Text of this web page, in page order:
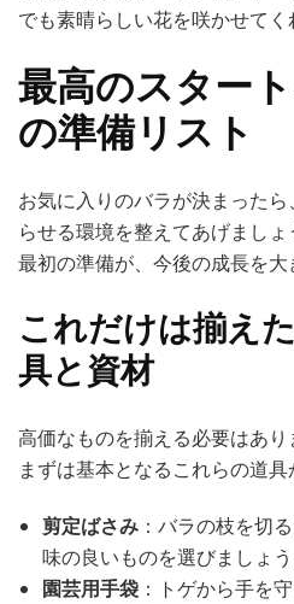
でも素晴らしい花を咲かせてく
最高のスター
の準備リスト
お気に入りのバラが決まった
らせる環境を整えてあげましょ
最初の準備が、今後の成長を大
これだけは揃え
具と資材
高価なものを揃える必要はあり
まずは基本となるこれらの道具
剪定ばさみ ：バラの枝を切
味の良いものを選びましょう
園芸用手袋 ：トゲから手を